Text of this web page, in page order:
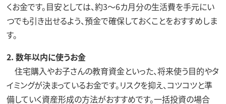
くお金です。目安としては、約3～6カ月分の生活費を手元にい
つでも引き出せるよう、預金で確保しておくことをおすすめしま
す。
2. 数年以内に使うお金
住宅購入やお子さんの教育資金といった、将来使う目的やタ
イミングが決まっているお金です。リスクを抑え、コツコツと準
備していく資産形成の方法がおすすめです。一括投資の場合